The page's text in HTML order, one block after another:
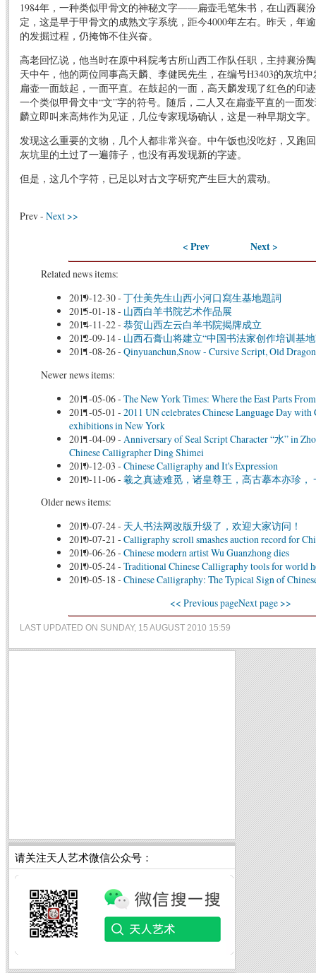
1984年，一种类似甲骨文的神秘文字——扁壶毛笔朱书，在山西襄
定，这是早于甲骨文的成熟文字系统，距今4000年左右。昨天，年
的发掘过程，仍掩饰不住兴奋。
高老回忆说，他当时在原中科院考古所山西工作队任职，主持襄汾
天中午，他的两位同事高天麟、李健民先生，在编号H3403的灰坑
扁壶一面鼓起，一面平直。在鼓起的一面，高天麟发现了红色的印
一个类似甲骨文中“文”字的符号。随后，二人又在扁壶平直的一面
麟立即叫来高炜作为见证，几位专家现场确认，这是一种早期文字。
发现这么重要的文物，几个人都非常兴奋。中午饭也没吃好，又跑
灰坑里的土过了一遍筛子，也没有再发现新的字迹。
但是，这几个字符，已足以对古文字研究产生巨大的震动。
Prev - Next >>
< Prev Next >
Related news items:
2019-12-30- 丁仕美先生山西小河口寫生基地題詞
2015-01-18 - 山西白羊书院艺术作品展
2014-11-22- 恭贺山西左云白羊书院揭牌成立
2012-09-14- 山西石膏山将建立“中国书法家创作培训基
2011-08-26- Qinyuanchun,Snow - Cursive Script, Old
Newer news items:
2011-05-06- The New York Times: Where the East Parts
2011-05-01 - 2011 UN celebrates Chinese Language Day
exhibitions in New York
2011-04-09- Anniversary of Seal Script Character “水” in
Chinese Calligrapher Ding Shimei
2010-12-03 - Chinese Calligraphy and It's Expression
2010-11-06- 羲之真迹难觅，诸皇尊王，高古摹本亦珍，
Older news items:
2010-07-24- 天人书法网改版升级了，欢迎大家访问！
2010-07-21 - Calligraphy scroll smashes auction record for
2010-06-26- Chinese modern artist Wu Guanzhong dies
2010-05-24- Traditional Chinese Calligraphy tools for world
2010-05-18 - Chinese Calligraphy: The Typical Sign of
<< Previous pageNext page >>
LAST UPDATED ON SUNDAY, 15 AUGUST 2010 15:59
请关注天人艺术微信公众号：